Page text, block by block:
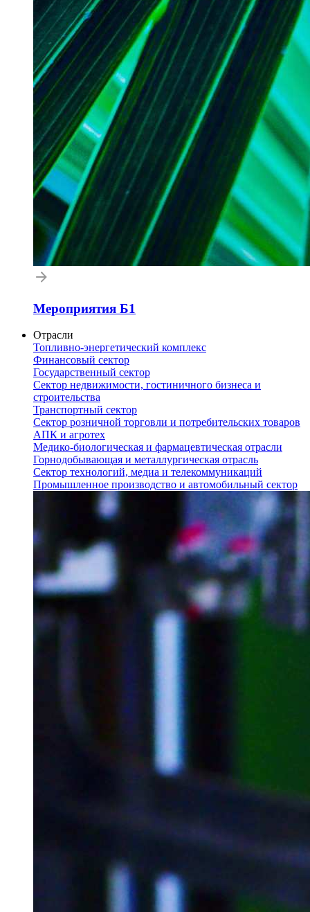
Мероприятия Б1
Отрасли
Топливно-энергетический комплекс
Финансовый сектор
Государственный сектор
Сектор недвижимости, гостиничного бизнеса и
строительства
Транспортный сектор
Сектор розничной торговли и потребительских товаров
АПК и агротех
Медико-биологическая и фармацевтическая отрасли
Горнодобывающая и металлургическая отрасль
Сектор технологий, медиа и телекоммуникаций
Промышленное производство и автомобильный сектор